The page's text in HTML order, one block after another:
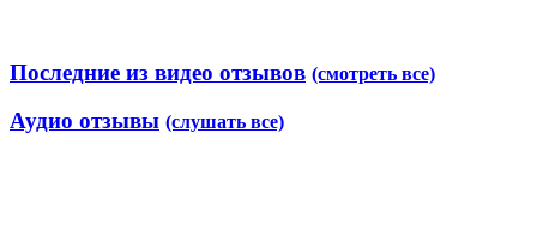
Последние из видео отзывов (смотреть все)
Аудио отзывы (слушать все)